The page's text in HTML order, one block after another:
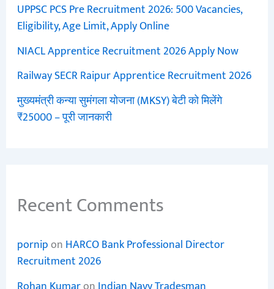
UPPSC PCS Pre Recruitment 2026: 500 Vacancies,
Eligibility, Age Limit, Apply Online
NIACL Apprentice Recruitment 2026 Apply Now
Railway SECR Raipur Apprentice Recruitment 2026
मुख्यमंत्री कन्या सुमंगला योजना (MKSY) बेटी को मिलेंगे
₹25000 – पूरी जानकारी
Recent Comments
pornipon HARCO Bank Professional Director
Recruitment 2026